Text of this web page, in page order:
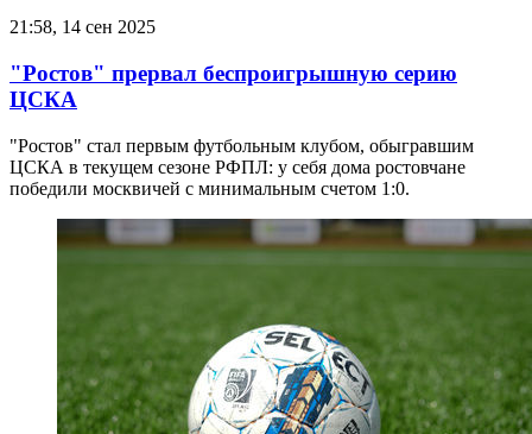
21:58, 14 сен 2025
"Ростов" прервал беспроигрышную серию
ЦСКА
"Ростов" стал первым футбольным клубом, обыгравшим
ЦСКА в текущем сезоне РФПЛ: у себя дома ростовчане
победили москвичей с минимальным счетом 1:0.